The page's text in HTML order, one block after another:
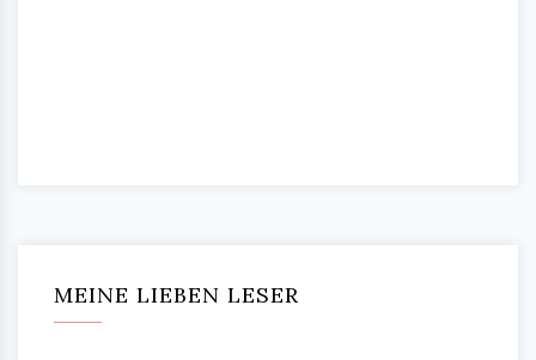
MEINE LIEBEN LESER